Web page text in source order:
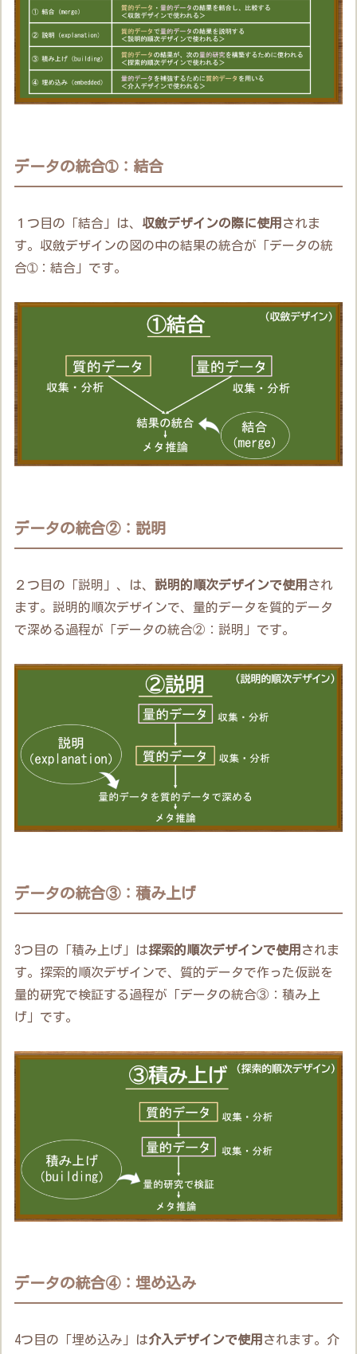
データの統合➀：結合
１つ目の「結合」は、 収斂デザインの際に使用 されま
す。収斂デザインの図の中の結果の統合が「データの統
合➀：結合」です。
データの統合②：説明
２つ目の「説明」、は、説明的順次デザインで使用 され
ます。説明的順次デザインで、量的データを質的データ
で深める過程が「データの統合②：説明」です。
データの統合③：積み上げ
3つ目の「積み上げ」は探索的順次デザインで使用 されま
す。探索的順次デザインで、質的データで作った仮説を
量的研究で検証する過程が「データの統合③：積み上
げ」です。
データの統合④：埋め込み
4つ目の「埋め込み」は介入デザインで使用 されます。介